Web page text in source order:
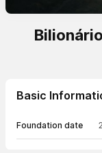
Basic
Foundation date